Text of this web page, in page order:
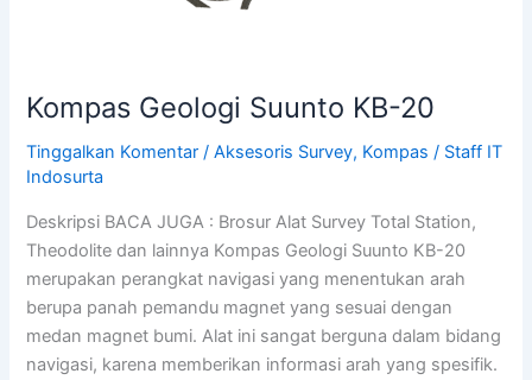
Kompas Geologi Suunto KB-20
Tinggalkan Komentar /Aksesoris Survey, Kompas / Staff IT
Indosurta
Deskripsi BACA JUGA : Brosur Alat Survey Total Station,
Theodolite dan lainnya Kompas Geologi Suunto KB-20
merupakan perangkat navigasi yang menentukan arah
berupa panah pemandu magnet yang sesuai dengan
medan magnet bumi. Alat ini sangat berguna dalam bidang
navigasi, karena memberikan informasi arah yang spesifik.